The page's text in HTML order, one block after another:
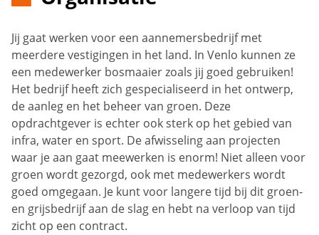
Jij gaat werken voor een aannemersbedrijf met
meerdere vestigingen in het land. In Venlo kunnen ze
een medewerker bosmaaier zoals jij goed gebruiken!
Het bedrijf heeft zich gespecialiseerd in het ontwerp,
de aanleg en het beheer van groen. Deze
opdrachtgever is echter ook sterk op het gebied van
infra, water en sport. De afwisseling aan projecten
waar je aan gaat meewerken is enorm! Niet alleen voor
groen wordt gezorgd, ook met medewerkers wordt
goed omgegaan. Je kunt voor langere tijd bij dit groen-
en grijsbedrijf aan de slag en hebt na verloop van tijd
zicht op een contract.